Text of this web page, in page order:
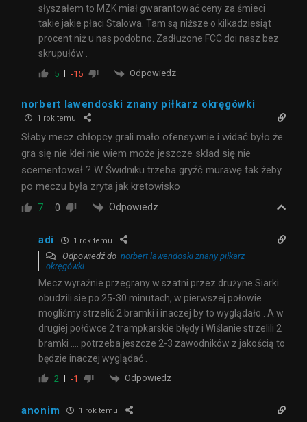
słyszałem to MZK miał gwarantować ceny za śmieci
takie jakie płaci Stalowa. Tam są niższe o kilkadziesiąt
procent niż u nas podobno. Zadłużone FCC doi nasz bez
skrupułów .
5 -15 Odpowiedz
norbert lawendoski znany piłkarz okręgówki
1 rok temu
Słaby mecz chłopcy grali mało ofensywnie i widać było że
gra się nie klei nie wiem może jeszcze skład się nie
scementował ? W Świdniku trzeba gryźć murawę tak żeby
po meczu była zryta jak kretowisko
7 0 Odpowiedz
adi 1 rok temu
Odpowiedź do norbert lawendoski znany piłkarz
okręgówki
Mecz wyraźnie przegrany w szatni przez drużyne Siarki
obudzili sie po 25-30 minutach, w pierwszej połowie
mogliśmy strzelić 2 bramki i inaczej by to wyglądało . A w
drugiej połówce 2 trampkarskie błędy i Wiślanie strzelili 2
bramki …. potrzeba jeszcze 2-3 zawodników z jakością to
będzie inaczej wyglądać .
2 -1 Odpowiedz
anonim 1 rok temu